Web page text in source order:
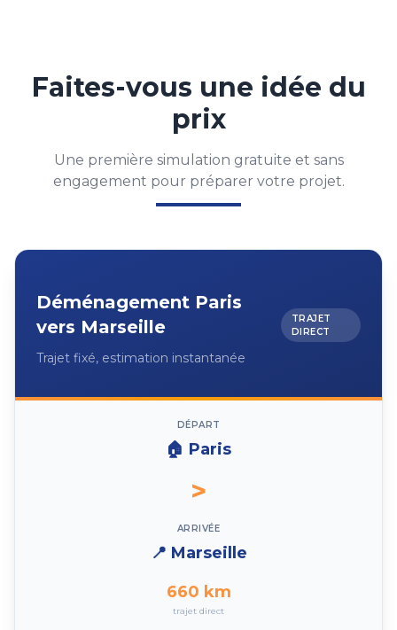
Faites-vous une idée du
prix
Une première simulation gratuite et sans
engagement pour préparer votre projet.
Déménagement Paris
vers Marseille
Trajet fixé, estimation instantanée
TRAJET
DIRECT
DÉPART
🏠 Paris
>
ARRIVÉE
📍 Marseille
660 km
trajet direct